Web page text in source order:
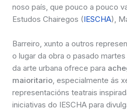
noso país, que pouco a pouco
Estudos Chairegos (IESCHA),
Barreiro, xunto a outros
o lugar da obra o pasado
da arte urbana ofrece para
maioritario, especialmente ás
representacións teatrais
iniciativas do IESCHA para